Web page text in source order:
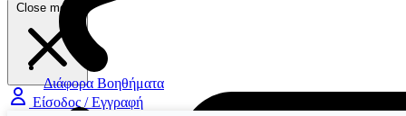
Διάφορα Βοηθήματα
Close menu
Είσοδος / Εγγραφή